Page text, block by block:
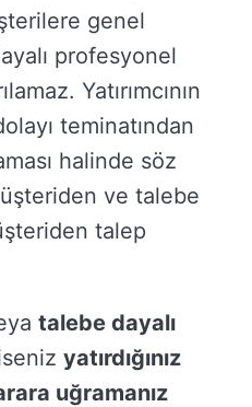
genel
profesyonel
Yatırımcının
teminatından
halinde söz
ve talebe
talep
talebe dayalı
yatırdığınız
uğramanız